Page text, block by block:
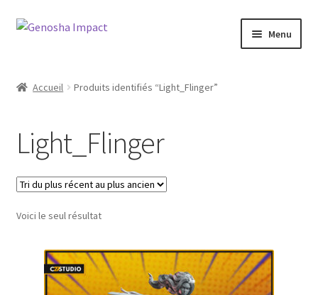
Aller
navigation
Aller
Menu
Checkout
My account
Shop
Wishlist
Accueil Produits identifiés “Light_Flinger”
Light_Flinger
Voici le seul résultat